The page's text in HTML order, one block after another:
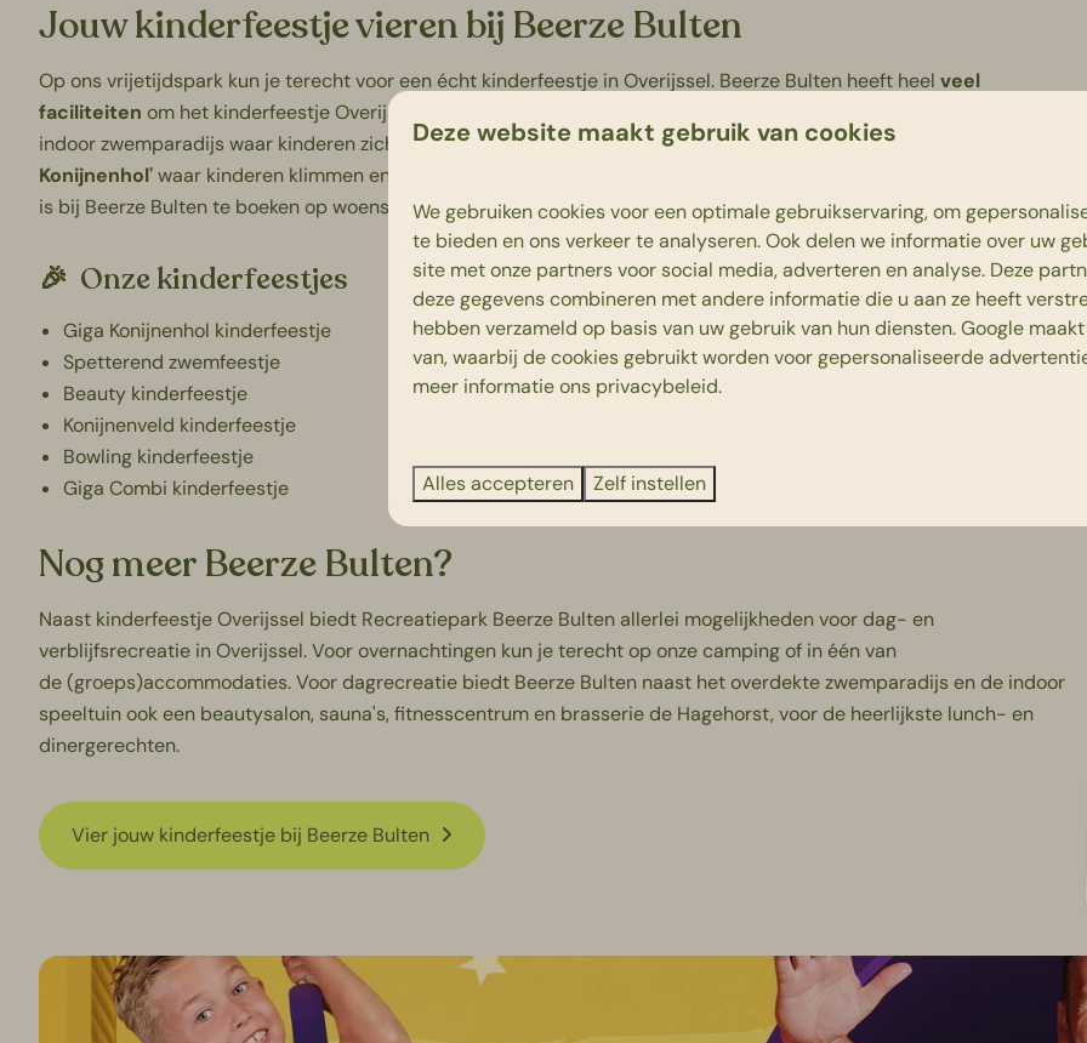
Jouw kinderfeestje vieren bij Beerze Bulten
Op ons vrijetijdspark kun je terecht voor een écht kinderfeestje in Overijssel. Beerze Bulten heeft heelveel
faciliteiten om het kinderfeestje Overijssel tot een echt spektakel te maken! Zo hebben wij onder andere een
indoorzwemparadijswaar kinderen zich urenlang kunnen vermaken, eenindoor speelparadijshet
Konijnenhol'waar kinderen klimmen en klauteren en meezingen met het binnentheater. Een kinderfeestje Overijssel
is bij Beerze Bulten te boeken op woensdag, vrijdag, zaterdag en zondag.
🎉 Onze kinderfeestjes
Giga Konijnenhol kinderfeestje
Spetterend zwemfeestje
Beauty kinderfeestje
Konijnenveld kinderfeestje
Bowling kinderfeestje
Giga Combi kinderfeestje
Nog meer Beerze Bulten?
Naast kinderfeestje Overijssel biedt Recreatiepark Beerze Bulten allerlei mogelijkheden voor dag- en
verblijfsrecreatie in Overijssel. Voor overnachtingen kun je terecht op onze camping of in één van
de(groeps)accommodaties. Voor dagrecreatie biedt Beerze Bulten naast het overdekte zwemparadijs en de indoor
speeltuin ook een beautysalon, sauna's,fitnesscentrum en brasserie de Hagehorst, voor de heerlijkste lunch- en
dinergerechten.
Vier jouw kinderfeestje bij Beerze Bulten
Deze website maakt gebruik van cookies
We gebruiken cookies voor een optimale gebruikservaring, om
te bieden en ons verkeer te analyseren. Ook delen we informatie over uw
site met onze partners voor social media, adverteren en analyse. Deze
deze gegevens combineren met andere informatie die u aan ze heeft
hebben verzameld op basis van uw gebruik van hun diensten.Google
van, waarbij de cookies gebruikt worden voor gepersonaliseerde
meer informatie ons privacybeleid.
Alles accepteren Zelf instellen